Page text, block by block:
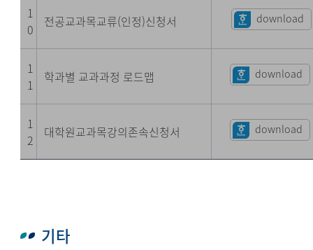
1
0
전공교과목교류(인정)신청서 download
1
1
학과별 교과과정 로드맵 download
1
2
대학원교과목강의존속신청서 download
기타